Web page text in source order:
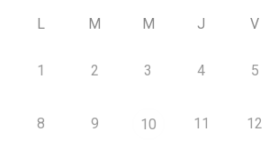
L M M J V
1 2 3 4 5
8 9 10 11 12